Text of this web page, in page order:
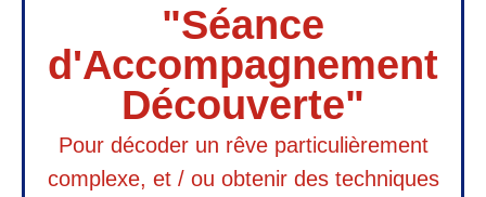
"Séance
d'Accompagnement
Découverte"
Pour décoder un rêve particulièrement
complexe, et / ou obtenir des techniques